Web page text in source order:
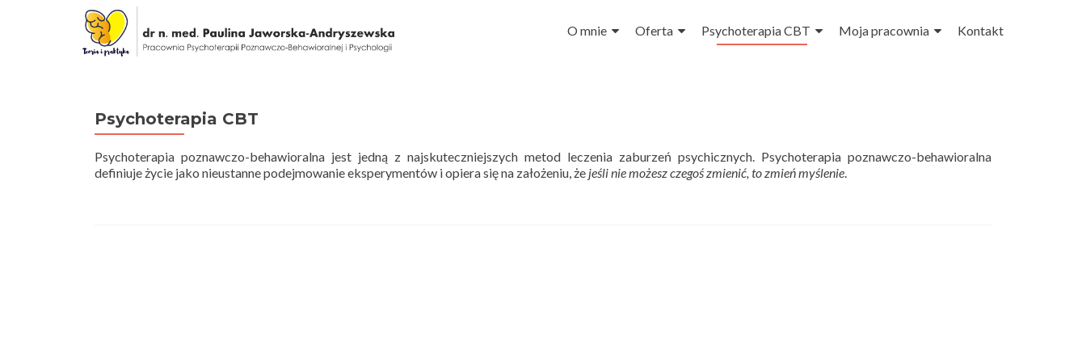
O mnie
Oferta Psychoterapia CBT Moja pracownia Kontakt
Psychoterapia CBT
Psychoterapia poznawczo-behawioralna jest jedną z najskuteczniejszych metod leczenia zaburzeń psychicznych. Psychoterapia poznawczo-behawioralna
definiuje życie jako nieustanne podejmowanie eksperymentów i opiera się na założeniu, że jeśli nie możesz czegoś zmienić, to zmień myślenie.